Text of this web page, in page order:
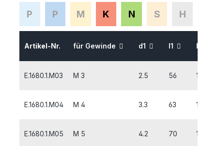
P P M K N S H
Artikel-Nr. für Gewinde d1 l1 l2
E.1680.1.M03 M 3 2.5 56 10
E.1680.1.M04 M 4 3.3 63 12
E.1680.1.M05 M 5 4.2 70 14